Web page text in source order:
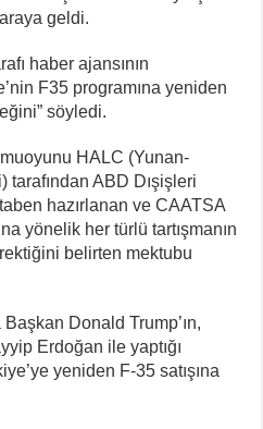
geldi.
haber ajansının
F35 programına yeniden
söyledi.
HALC (Yunan-
ABD Dışişleri
hazırlanan ve CAATSA
yönelik her türlü tartışmanın
belirten mektubu
Donald Trump’ın,
Erdoğan ile yaptığı
yeniden F-35 satışına